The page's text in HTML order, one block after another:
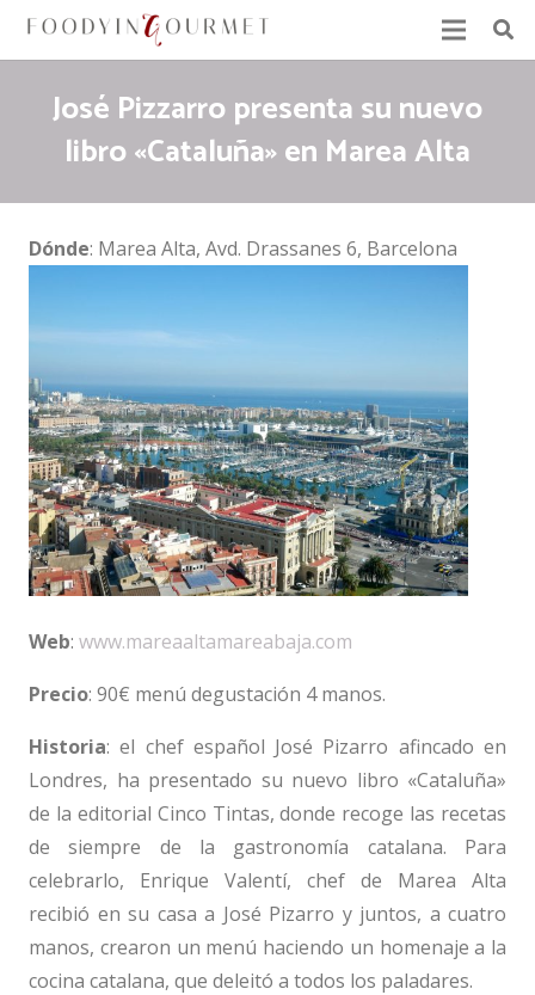
José Pizzarro presenta su nuevo
libro «Cataluña» en Marea Alta
Dónde: Marea Alta, Avd. Drassanes 6, Barcelona
Web: www.mareaaltamareabaja.com
Precio: 90€ menú degustación 4 manos.
Historia: el chef español José Pizarro afincado en
Londres, ha presentado su nuevo libro «Cataluña»
de la editorial Cinco Tintas, donde recoge las recetas
de siempre de la gastronomía catalana. Para
celebrarlo, Enrique Valentí, chef de Marea Alta
recibió en su casa a José Pizarro y juntos, a cuatro
manos, crearon un menú haciendo un homenaje a la
cocina catalana, que deleitó a todos los paladares.